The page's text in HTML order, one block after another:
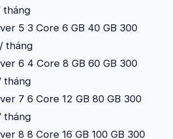
tháng
5 3 Core 6 GB 40 GB 300
tháng
6 4 Core 8 GB 60 GB 300
tháng
7 6 Core 12 GB 80 GB 300
tháng
8 8 Core 16 GB 100 GB 300